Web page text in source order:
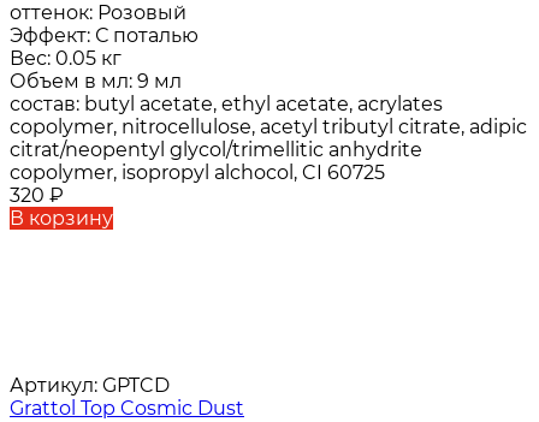
оттенок: Розовый
Эффект: С поталью
Вес: 0.05 кг
Объем в мл: 9 мл
состав: butyl acetate, ethyl acetate, acrylates
copolymer, nitrocellulose, acetyl tributyl citrate, adipic
citrat/neopentyl glycol/trimellitic anhydrite
copolymer, isopropyl alchocol, CI 60725
320 ₽
В корзину
Артикул: GPTCD
Grattol Top Cosmic Dust